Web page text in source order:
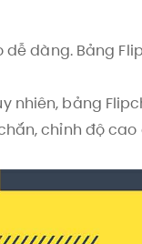
dàng. Bảng
nhiên, bảng
chỉnh độ